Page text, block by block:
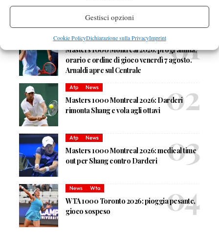
Gestisci opzioni
Cookie PolicyDichiarazione sulla PrivacyImprint
DI TENDENZA
Atp News
Masters 1000 Montreal 2026: programma,
orario e ordine di gioco venerdì 7 agosto.
Arnaldi apre sul Centrale
Atp News
Masters 1000 Montreal 2026: Darderi
rimonta Shang e vola agli ottavi
Atp News
Masters 1000 Montreal 2026: medical time
out per Shang contro Darderi
News Wta
WTA 1000 Toronto 2026: pioggia pesante,
gioco sospeso